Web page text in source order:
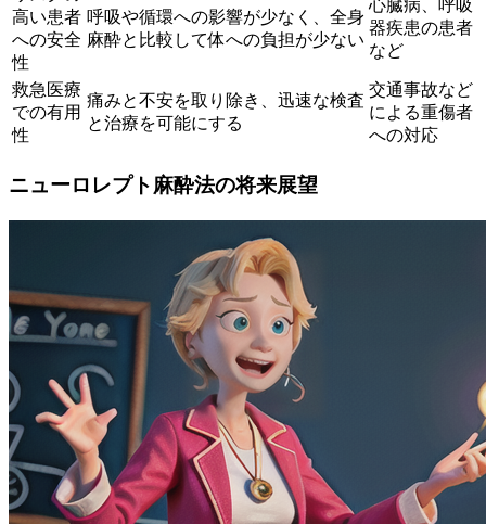
高い患者
への安全
性
呼吸や循環への影響が少なく、全身
麻酔と比較して体への負担が少ない
心臓病、呼吸
器疾患の患者
など
救急医療
での有用
性
痛みと不安を取り除き、迅速な検査
と治療を可能にする
交通事故など
による重傷者
への対応
ニューロレプト麻酔法の将来展望